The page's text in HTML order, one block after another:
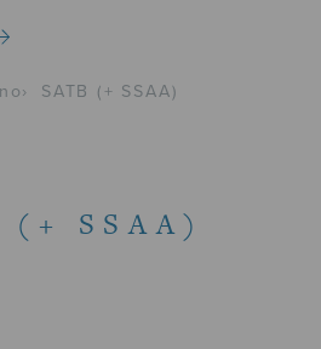
› SATB (+ SSAA)
(+ SSAA)